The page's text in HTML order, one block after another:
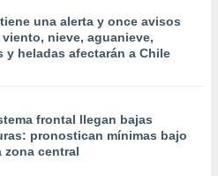
una alerta y once avisos
nieve, aguanieve,
y heladas afectarán a Chile
frontal llegan bajas
pronostican mínimas bajo
zona central